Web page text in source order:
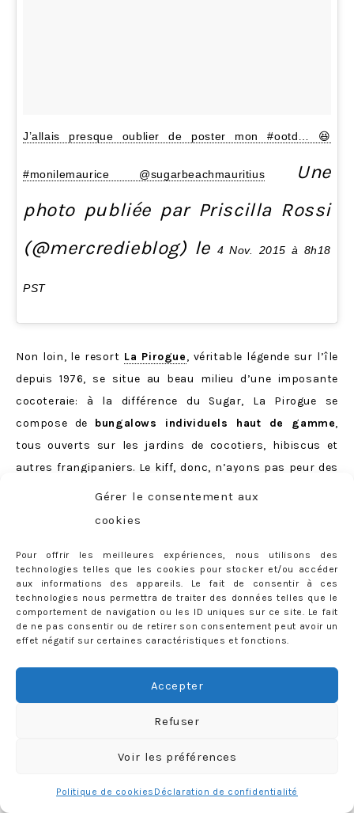
Gérer le consentement aux
cookies
Pour offrir les meilleures expériences, nous utilisons des
technologies telles que les cookies pour stocker et/ou accéder
aux informations des appareils. Le fait de consentir à ces
technologies nous permettra de traiter des données telles que le
comportement de navigation ou les ID uniques sur ce site. Le fait
de ne pas consentir ou de retirer son consentement peut avoir un
effet négatif sur certaines caractéristiques et fonctions.
Accepter
Refuser
Voir les préférences
Politique de cookies Déclaration de confidentialité
J’allais presque oublier de poster mon #ootd… 😆
#monilemaurice @sugarbeachmauritius
Une
photo publiée par Priscilla Rossi
(@mercredieblog) le 4 Nov. 2015 à 8h18
PST
Non loin, le resort La Pirogue, véritable légende sur l’île
depuis 1976, se situe au beau milieu d’une imposante
cocoteraie: à la différence du Sugar, La Pirogue se
compose de bungalows individuels haut de gamme,
tous ouverts sur les jardins de cocotiers, hibiscus et
autres frangipaniers. Le kiff, donc, n’ayons pas peur des